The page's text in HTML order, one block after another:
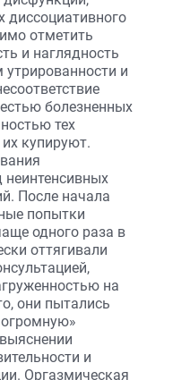
отметить
и наглядность
утрированности и
болезненных
тех
купируют.
неинтенсивных
После начала
попытки
одного раза в
оттягивали
на
они пытались
и
Оргазмическая